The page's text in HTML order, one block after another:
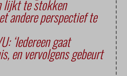
lijkt te stokken
andere perspectief te
‘Iedereen gaat
en vervolgens gebeurt